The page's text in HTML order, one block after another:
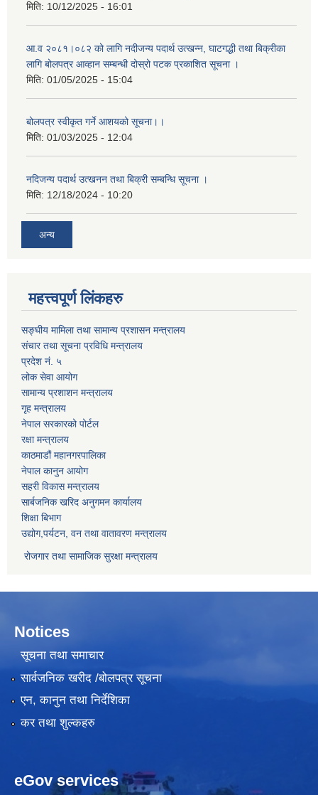
मिति: 10/12/2025 - 16:01
आ.व २०८१।०८२ को लागि नदीजन्य पदार्थ उत्खन्न, घाटगद्धी तथा बिक्रीका
लागि बोलपत्र आव्हान सम्बन्धी दोस्रो पटक प्रकाशित सूचना ।
मिति: 01/05/2025 - 15:04
बोलपत्र स्वीकृत गर्ने आशयको सूचना।।
मिति: 01/03/2025 - 12:04
नदिजन्य पदार्थ उत्खनन तथा बिक्री सम्बन्धि सूचना ।
मिति: 12/18/2024 - 10:20
अन्य
महत्त्वपूर्ण लिंकहरु
सङ्घीय मामिला तथा सामान्य प्रशासन मन्त्रालय
संचार तथा सूचना प्रविधि मन्त्रालय
प्रदेश नं. ५
लोक सेवा आयोग
सामान्य प्रशाशन मन्त्रालय
गृह मन्त्रालय
नेपाल सरकारको पोर्टल
रक्षा मन्त्रालय
काठमाडौं महानगरपालिका
नेपाल कानुन आयोग
सहरी विकास मन्त्रालय
सार्बजनिक खरिद अनुगमन कार्यालय
शिक्षा बिभाग
उद्योग,पर्यटन, वन तथा वातावरण मन्त्रालय
रोजगार तथा सामाजिक सुरक्षा मन्त्रालय
Notices
सूचना तथा समाचार
सार्वजनिक खरीद /बोलपत्र सूचना
एन, कानुन तथा निर्देशिका
कर तथा शुल्कहरु
eGov services